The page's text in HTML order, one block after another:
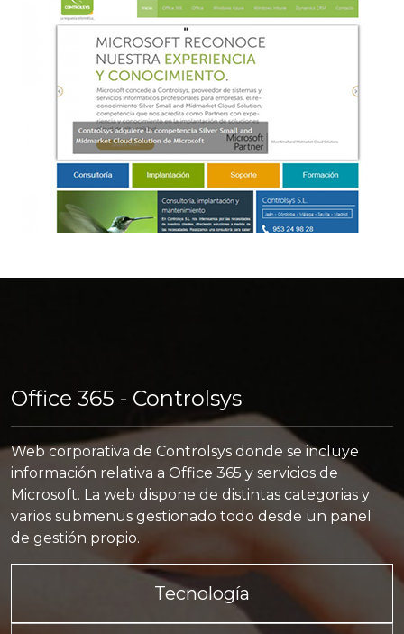
Office 365 - Controlsys
Web corporativa de Controlsys donde se incluye
información relativa a Office 365 y servicios de
Microsoft. La web dispone de distintas categorias y
varios submenus gestionado todo desde un panel
de gestión propio.
Tecnología